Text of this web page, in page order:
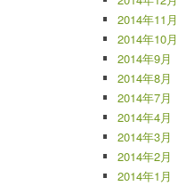
2014年11月
2014年10月
2014年9月
2014年8月
2014年7月
2014年4月
2014年3月
2014年2月
2014年1月